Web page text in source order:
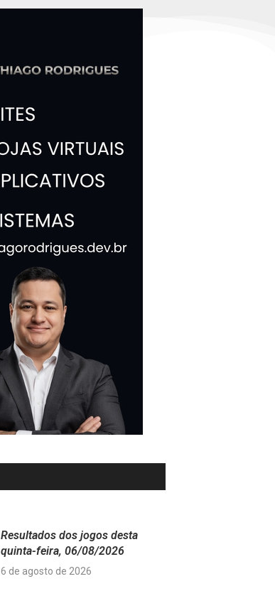
Resultados dos jogos desta
quinta-feira, 06/08/2026
6 de agosto de 2026